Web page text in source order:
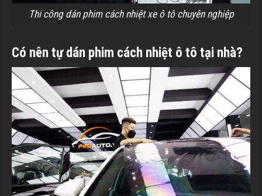
Thi công dán phim cách nhiệt xe ô tô chuyên nghiệp
Có nên tự dán phim cách nhiệt ô tô tại nhà?